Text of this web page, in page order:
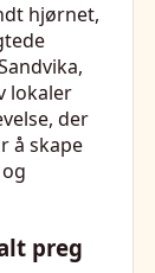
hjørnet,
lokaler
der
å skape
preg